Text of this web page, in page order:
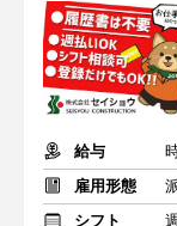
給与
雇用形態
シフト